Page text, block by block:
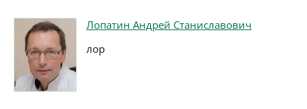
Лопатин Андрей Станиславович
лор